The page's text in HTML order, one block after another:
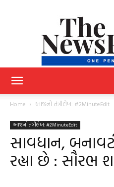
Home આજનો તંત્રીલેખ: #2MinuteEdit
આજનો તંત્રીલેખ: #2MinuteEdit
સાવધાન,
રહ્યા છે : સૌરભ